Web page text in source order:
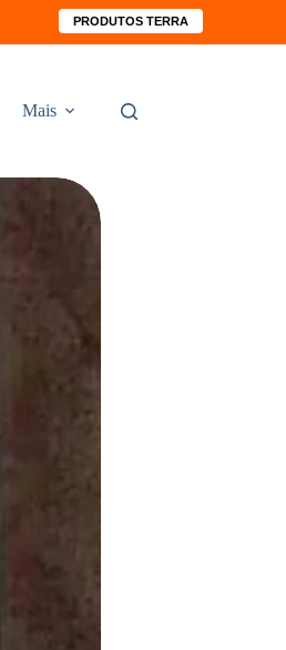
PRODUTOS TERRA
Mais